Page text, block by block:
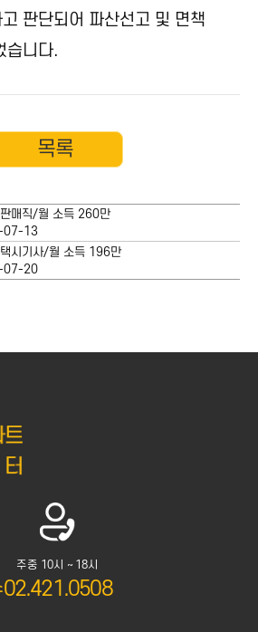
판단되어 파산선고 및 면책
습니다.
목록
매직/월 소득 260만
07-13
시기사/월 소득 196만
07-20
주중 10시 ~ 18시
02.421.0508